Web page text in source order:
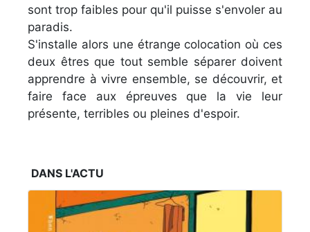
sont trop faibles pour qu'il puisse s'envoler au
paradis.
S'installe alors une étrange colocation où ces
deux êtres que tout semble séparer doivent
apprendre à vivre ensemble, se découvrir, et
faire face aux épreuves que la vie leur
présente, terribles ou pleines d'espoir.
DANS L'ACTU